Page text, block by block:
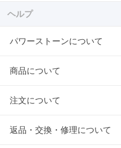
ヘルプ
パワーストーンについて
商品について
注文について
返品・交換・修理について